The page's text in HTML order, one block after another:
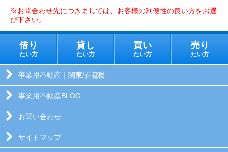
※お問合わせ先につきましては、お客様の利便性の良い方をお選
び下さい。
借り
たい方
貸し
たい方
買い
たい方
売り
たい方
事業用不動産｜関東/首都圏
事業用不動産BLOG
お問い合わせ
サイトマップ